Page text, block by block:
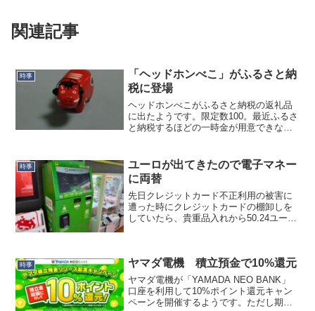
関連記事
時事
「ヘッドホンべこ」がふるさと納
税に登場
ヘッドホンべこがふるさと納税の返礼品
に出たようです。限定数100。最近ふるさ
と納税するほどの一時金が用意できなく
返礼品の赤べこ、大きいんですよね。５
号サイズ。全長21c...
時事
ユーロが出てきたので電子マネー
に両替
先日クレジットカード不正利用の被害に
遭った時にクレジットカードの棚卸しを
していたら、貴重品入れから50.24ユーロ
いまして、両替...
時事 ヤマダ電機 積立預金で10%還元
ヤマダ電機が「YAMADA NEO BANK」
口座を利用して10%ポイント還元キャン
ペーンを開催するようです。ただし期間